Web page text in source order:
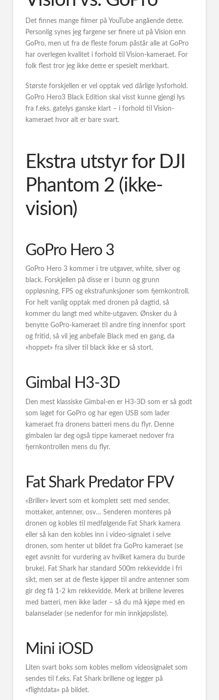
Det finnes mange filmer på YouTube angående dette.
Personlig synes jeg fargene ser finere ut på Vision enn
GoPro, men ut fra de fleste forum påstår alle at GoPro
har overlegen kvalitet i forhold til Vision-kameraet. For
folk flest tror jeg ikke dette er spesielt merkbart.
Største forskjellen er vel opptak ved dårlige lysforhold.
GoPro Hero3 Black Edition skal visst kunne gjengi lys
fra f.eks. gatelys ganske klart – i forhold til Vision-
kameraet hvor alt er bare svart.
Ekstra utstyr for DJI
Phantom 2 (ikke-
vision)
GoPro Hero 3
GoPro Hero 3 kommer i tre utgaver, white, silver og
black. Forskjellen på disse er i bunn og grunn
oppløsning, FPS og ekstrafunksjoner som fjernkontroll.
For helt vanlig opptak med dronen på dagtid, så
kommer du langt med white-utgaven. Ønsker du å
benytte GoPro-kameraet til andre ting innenfor sport
og fritid, så vil jeg anbefale Black med en gang, da
«hoppet» fra silver til black ikke er så stort.
Gimbal H3-3D
Den mest klassiske Gimbal-en er H3-3D som er så godt
som laget for GoPro og har egen USB som lader
kameraet fra dronens batteri mens du flyr. Denne
gimbalen lar deg også tippe kameraet nedover fra
fjernkontrollen mens du flyr.
Fat Shark Predator FPV
«Briller» levert som et komplett sett med sender,
mottaker, antenner, osv… Senderen monteres på
dronen og kobles til medfølgende Fat Shark kamera
eller så kan den kobles inn i video-signalet i selve
dronen, som henter ut bildet fra GoPro kameraet (se
eget avsnitt for vurdering av hvilket kamera du burde
bruke). Fat Shark har standard 500m rekkevidde i fri
sikt, men ser at de fleste kjøper til andre antenner som
gir deg få 1-2 km rekkevidde. Merk at brillene leveres
med batteri, men ikke lader – så du må kjøpe med en
balanselader (se nedenfor for min innkjøpsliste).
Mini iOSD
Liten svart boks som kobles mellom videosignalet som
sendes til f.eks. Fat Shark brillene og legger på
«flightdata» på bildet.